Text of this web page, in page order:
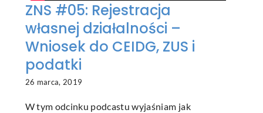
ZNS #05: Rejestracja
własnej działalności –
Wniosek do CEIDG, ZUS i
podatki
26 marca, 2019
W tym odcinku podcastu wyjaśniam jak